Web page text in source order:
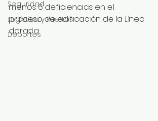
Seguridad
Logística y Puertos
Deportes
menos 6 deficiencias en el
proceso de edificación de la Línea
dorada.